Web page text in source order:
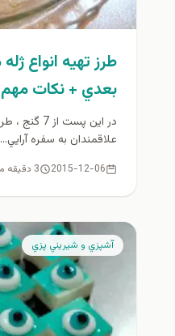
بعدي + نكات مهم
علاقمندان به سفره آرايي...
2015-12-06 3 دقیقه مطالعه
آشپزي و شيريني پزي